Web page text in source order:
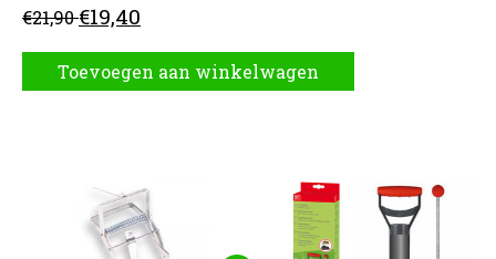
€21,90€19,40
Toevoegen aan winkelwagen